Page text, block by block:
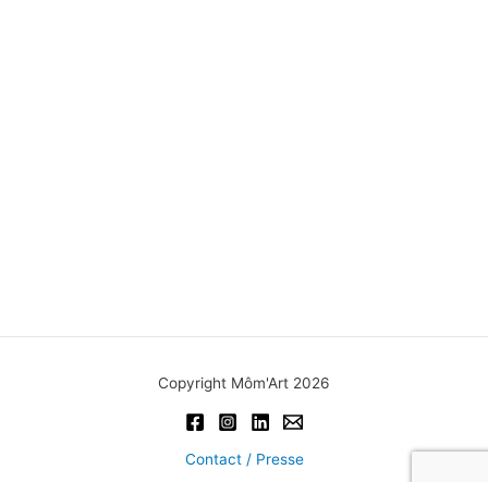
Copyright Môm'Art 2026
Contact / Presse